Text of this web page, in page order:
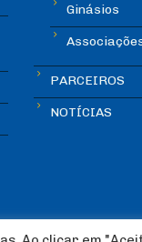
Ginásios
PARCEIROS
NOTÍCIAS